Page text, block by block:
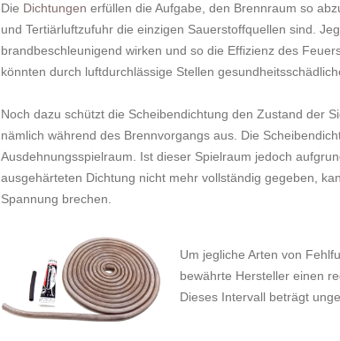
Die Dichtungen erfüllen die Aufgabe, den Brennraum so
und Tertiärluftzufuhr die einzigen Sauerstoffquellen sind.
brandbeschleunigend wirken und so die Effizienz des
könnten durch luftdurchlässige Stellen
Noch dazu schützt die Scheibendichtung den Zustand der
nämlich während des Brennvorgangs aus. Die
Ausdehnungsspielraum. Ist dieser Spielraum jedoch
ausgehärteten Dichtung nicht mehr vollständig gegeben,
Spannung brechen.
Um jegliche Arten von
bewährte Hersteller einen
Dieses Intervall beträgt